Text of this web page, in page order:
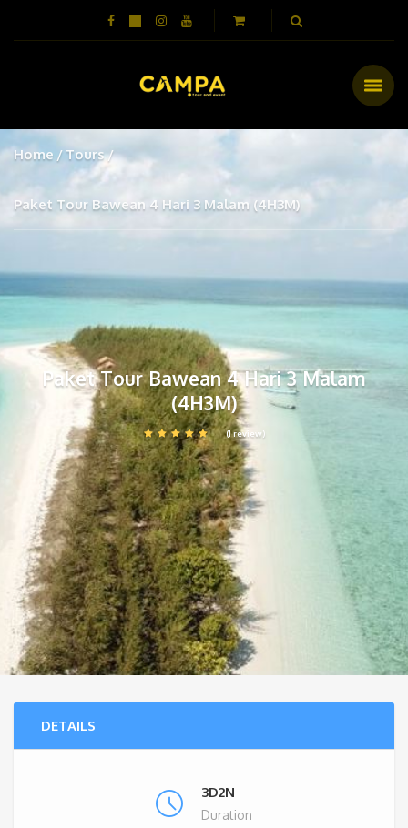
Home Tours
Paket Tour Bawean 4 Hari 3 Malam (4H3M)
Paket Tour Bawean 4 Hari 3 Malam
(4H3M)
(1 review)
DETAILS
3D2N
Duration